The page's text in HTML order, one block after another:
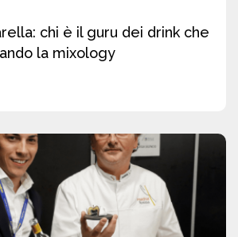
chi è il guru dei drink che
la mixology